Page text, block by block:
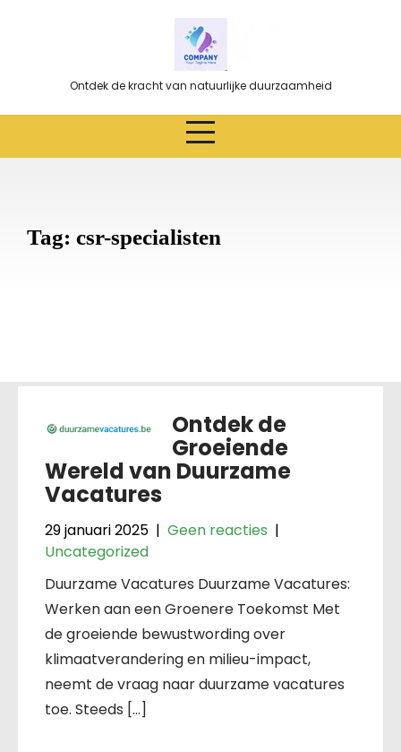
Ontdek de kracht van natuurlijke duurzaamheid
Tag: csr-specialisten
Ontdek de
Groeiende
Wereld van Duurzame
Vacatures
29 januari 2025 | Geen reacties |
Uncategorized
Duurzame Vacatures Duurzame Vacatures:
Werken aan een Groenere Toekomst Met
de groeiende bewustwording over
klimaatverandering en milieu-impact,
neemt de vraag naar duurzame vacatures
toe. Steeds […]